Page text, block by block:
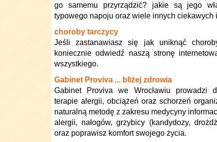
go samemu przyrządzić? jakie są jego
typowego napoju oraz wiele innych ciekawych
choroby tarczycy
Jeśli zastanawiasz się jak uniknąć
koniecznie odwiedź naszą stronę
wszystkiego.
Gabinet Proviva ... bliżej zdrowia
Gabinet Proviva we Wrocławiu prowadzi
terapie alergii, obciążeń oraz schorzeń
naturalną metodę z zakresu medycyny
alergii, nałogów, grzybicy (kandydozy,
oraz poprawisz komfort swojego życia.